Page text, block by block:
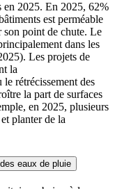
en 2025. En 2025, 62%
est perméable
son point de chute. Le
dans les
Les projets de
la
rétrécissement des
la part de surfaces
en 2025, plusieurs
planter de la
eaux de pluie